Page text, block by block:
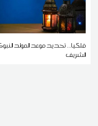
فلكيا... تحديد موعد المولد
الشريف